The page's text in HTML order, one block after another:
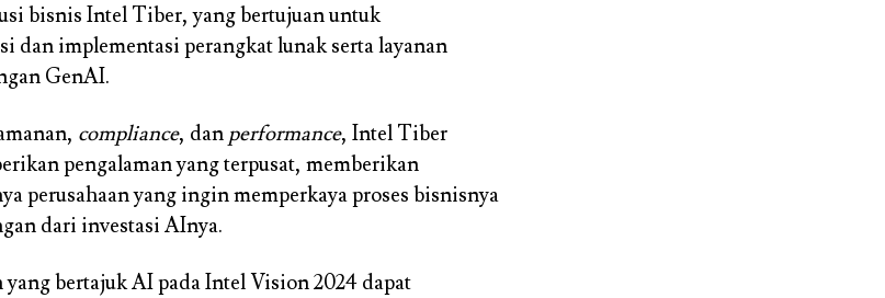
bisnis Intel Tiber, yang bertujuan untuk
dan implementasi perangkat lunak serta layanan
GenAI.
compliance, dan performance, Intel Tiber
pengalaman yang terpusat, memberikan
perusahaan yang ingin memperkaya proses bisnisnya
dari investasi AInya.
bertajuk AI pada Intel Vision 2024 dapat